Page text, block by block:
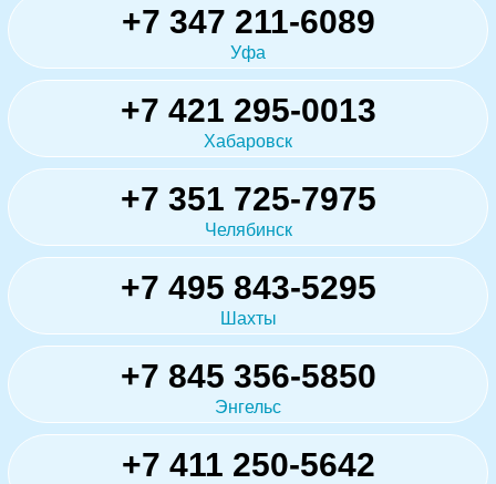
+7 347 211-6089
Уфа
+7 421 295-0013
Хабаровск
+7 351 725-7975
Челябинск
+7 495 843-5295
Шахты
+7 845 356-5850
Энгельс
+7 411 250-5642